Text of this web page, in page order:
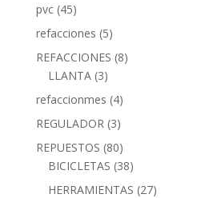
pvc (45)
refacciones (5)
REFACCIONES (8)
LLANTA (3)
refaccionmes (4)
REGULADOR (3)
REPUESTOS (80)
BICICLETAS (38)
HERRAMIENTAS (27)